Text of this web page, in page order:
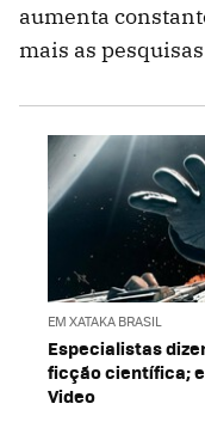
aumenta
mais as
EM XATAKA BRASIL
Especialistas
ficção científica;
Video